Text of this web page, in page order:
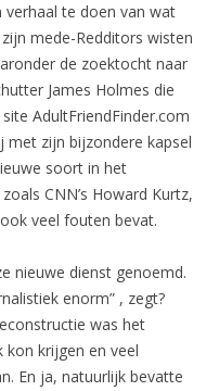
te doen van wat
mede-Redditors wisten
de zoektocht naar
James Holmes die
AdultFriendFinder.com
zijn bijzondere kapsel
soort in het
CNN’s Howard Kurtz,
veel fouten bevat.
nieuwe dienst genoemd.
enorm” , zegt?
was het
krijgen en veel
En ja, natuurlijk bevatte